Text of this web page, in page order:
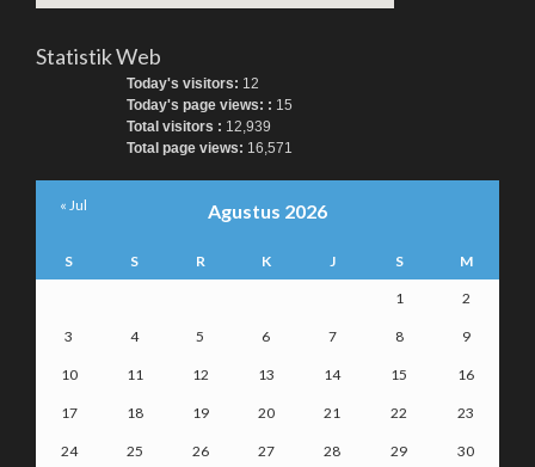
Statistik Web
Today's visitors: 12
Today's page views: : 15
Total visitors : 12,939
Total page views: 16,571
Agustus 2026
S S R K J S M
1 2
3 4 5 6 7 8 9
10 11 12 13 14 15 16
17 18 19 20 21 22 23
24 25 26 27 28 29 30
« Jul